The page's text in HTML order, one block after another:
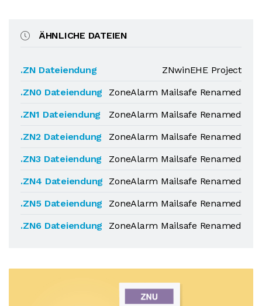
ÄHNLICHE DATEIEN
.ZN Dateiendung
ZNwinEHE Project
.ZN0 Dateiendung
ZoneAlarm Mailsafe Renamed
.ZN1 Dateiendung
ZoneAlarm Mailsafe Renamed
.ZN2 Dateiendung
ZoneAlarm Mailsafe Renamed
.ZN3 Dateiendung
ZoneAlarm Mailsafe Renamed
.ZN4 Dateiendung
ZoneAlarm Mailsafe Renamed
.ZN5 Dateiendung
ZoneAlarm Mailsafe Renamed
.ZN6 Dateiendung
ZoneAlarm Mailsafe Renamed